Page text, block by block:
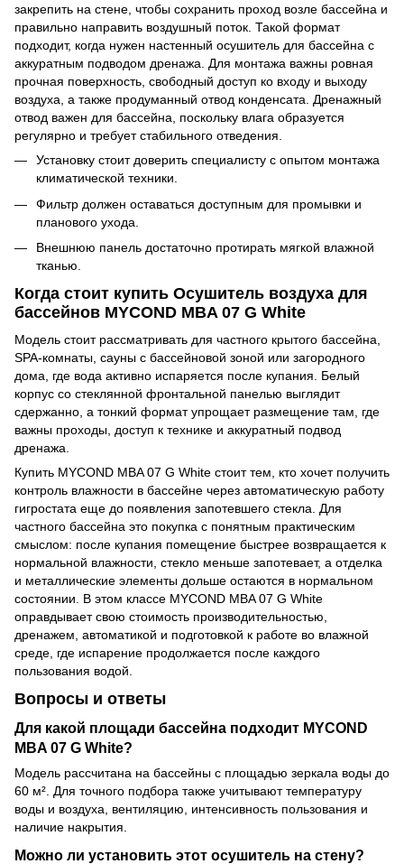
закрепить на стене, чтобы сохранить проход возле бассейна и
правильно направить воздушный поток. Такой формат
подходит, когда нужен настенный осушитель для бассейна с
аккуратным подводом дренажа. Для монтажа важны ровная
прочная поверхность, свободный доступ ко входу и выходу
воздуха, а также продуманный отвод конденсата. Дренажный
отвод важен для бассейна, поскольку влага образуется
регулярно и требует стабильного отведения.
Установку стоит доверить специалисту с опытом монтажа
климатической техники.
Фильтр должен оставаться доступным для промывки и
планового ухода.
Внешнюю панель достаточно протирать мягкой влажной
тканью.
Когда стоит купить Осушитель воздуха для
бассейнов MYCOND MBA 07 G White
Модель стоит рассматривать для частного крытого бассейна,
SPA-комнаты, сауны с бассейновой зоной или загородного
дома, где вода активно испаряется после купания. Белый
корпус со стеклянной фронтальной панелью выглядит
сдержанно, а тонкий формат упрощает размещение там, где
важны проходы, доступ к технике и аккуратный подвод
дренажа.
Купить MYCOND MBA 07 G White стоит тем, кто хочет получить
контроль влажности в бассейне через автоматическую работу
гигростата еще до появления запотевшего стекла. Для
частного бассейна это покупка с понятным практическим
смыслом: после купания помещение быстрее возвращается к
нормальной влажности, стекло меньше запотевает, а отделка
и металлические элементы дольше остаются в нормальном
состоянии. В этом классе MYCOND MBA 07 G White
оправдывает свою стоимость производительностью,
дренажем, автоматикой и подготовкой к работе во влажной
среде, где испарение продолжается после каждого
пользования водой.
Вопросы и ответы
Для какой площади бассейна подходит MYCOND
MBA 07 G White?
Модель рассчитана на бассейны с площадью зеркала воды до
60 м². Для точного подбора также учитывают температуру
воды и воздуха, вентиляцию, интенсивность пользования и
наличие накрытия.
Можно ли установить этот осушитель на стену?